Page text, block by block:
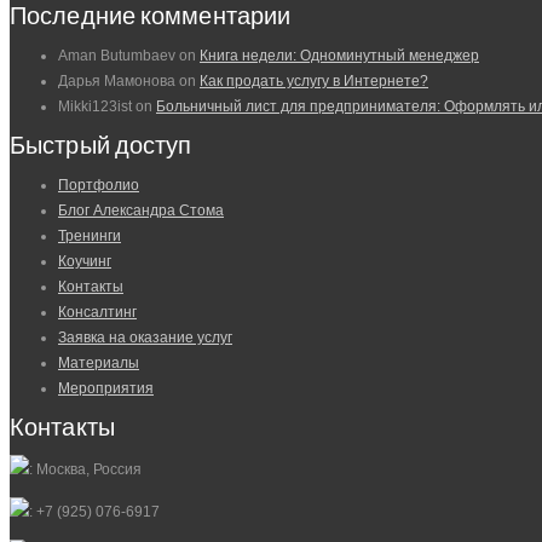
Последние комментарии
Aman Butumbaev on Книга недели: Одноминутный менеджер
Дарья Мамонова on Как продать услугу в Интернете?
Mikki123ist on Больничный лист для предпринимателя: Оформлять
Быстрый доступ
Портфолио
Блог Александра Стома
Тренинги
Коучинг
Контакты
Консалтинг
Заявка на оказание услуг
Материалы
Мероприятия
Контакты
: Москва, Россия
: +7 (925) 076-6917